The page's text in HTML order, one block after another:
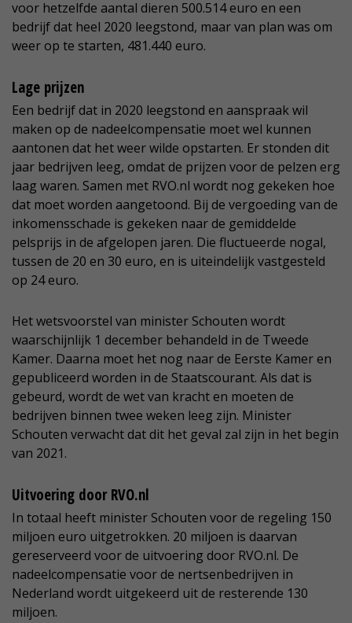
voor hetzelfde aantal dieren 500.514 euro en een
bedrijf dat heel 2020 leegstond, maar van plan was om
weer op te starten, 481.440 euro.
Lage prijzen
Een bedrijf dat in 2020 leegstond en aanspraak wil
maken op de nadeelcompensatie moet wel kunnen
aantonen dat het weer wilde opstarten. Er stonden dit
jaar bedrijven leeg, omdat de prijzen voor de pelzen erg
laag waren. Samen met RVO.nl wordt nog gekeken hoe
dat moet worden aangetoond. Bij de vergoeding van de
inkomensschade is gekeken naar de gemiddelde
pelsprijs in de afgelopen jaren. Die fluctueerde nogal,
tussen de 20 en 30 euro, en is uiteindelijk vastgesteld
op 24 euro.
Het wetsvoorstel van minister Schouten wordt
waarschijnlijk 1 december behandeld in de Tweede
Kamer. Daarna moet het nog naar de Eerste Kamer en
gepubliceerd worden in de Staatscourant. Als dat is
gebeurd, wordt de wet van kracht en moeten de
bedrijven binnen twee weken leeg zijn. Minister
Schouten verwacht dat dit het geval zal zijn in het begin
van 2021.
Uitvoering door RVO.nl
In totaal heeft minister Schouten voor de regeling 150
miljoen euro uitgetrokken. 20 miljoen is daarvan
gereserveerd voor de uitvoering door RVO.nl. De
nadeelcompensatie voor de nertsenbedrijven in
Nederland wordt uitgekeerd uit de resterende 130
miljoen.